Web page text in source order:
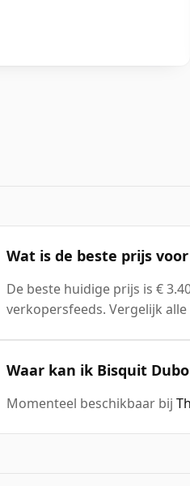
Wat is de beste prijs
De beste huidige prijs is €
verkopersfeeds. Vergelijk alle
Waar kan ik Bisquit
Momenteel beschikbaar bij